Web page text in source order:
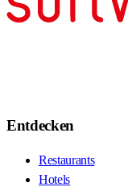
Entdecken
Restaurants
Hotels